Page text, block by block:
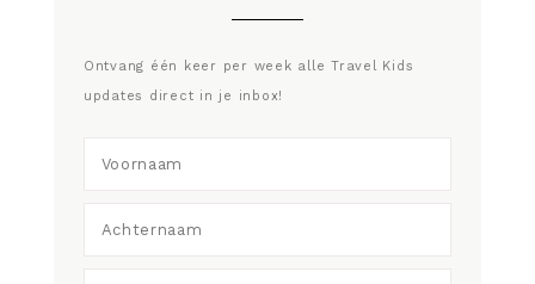
Ontvang één keer per week alle Travel Kids
updates direct in je inbox!